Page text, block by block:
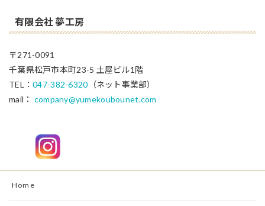
有限会社 夢工房
〒271-0091
千葉県松戸市本町23-5 土屋ビル1階
TEL：047-382-6320 （ネット事業部）
mail： company@yumekoubounet.com
Home